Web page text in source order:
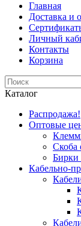
Главная
Доставка и
Личный
Контакты
Корзина
Каталог
Распродажа!
Оптовые
Скоба
Бирки
Кабельно-